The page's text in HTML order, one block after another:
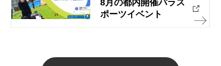
8月の都内開催パラス
ポーツイベント